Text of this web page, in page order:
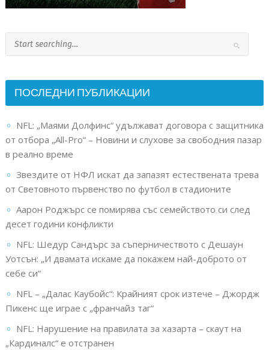
ПОСЛЕДНИ ПУБЛИКАЦИИ
NFL: „Маями Долфинс“ удължават договора с защитника
от отбора „All-Pro“ – Новини и слухове за свободния пазар
в реално време
Звездите от НФЛ искат да запазят естествената трева
от Световното първенство по футбол в стадионите
Аарон Роджърс се помирява със семейството си след
десет години конфликти
NFL: Шедур Сандърс за съперничеството с Дешаун
Уотсън: „И двамата искаме да покажем най-доброто от
себе си“
NFL – „Далас Каубойс“: Крайният срок изтече – Джордж
Пикенс ще играе с „франчайз таг“
NFL: Нарушение на правилата за хазарта – скаут на
„Кардиналс“ е отстранен